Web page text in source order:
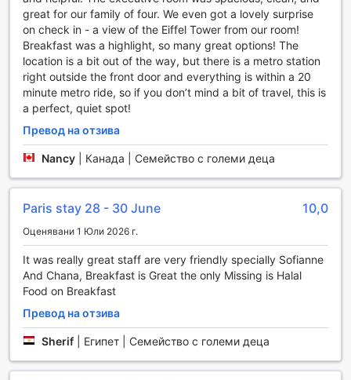
която е идеалното място за любителите на книгите. Тук
можете да се потопите в света на литературата, да
изберете книга от разнообразната селекция или просто
да се насладите на тишината и спокойствието, които
библиотеката предлага. Споделената зона за отдих с
телевизор е перфектна за тези, които искат да се
насладят на последните новини, спортни събития или
компанията на други гости. Тези удобства правят
Novotel Suites Paris Expo Pte Versailles не само място за
настаняване, но и истински център за развлечение и
социализация.
Спортни удобства в Novotel Suites Paris Expo Pte
Versailles
В Novotel Suites Paris Expo Pte Versailles, спортът и
активният начин на живот са на първо място. Хотелът
предлага безплатен фитнес център, който е на
разположение на всички гости, за да поддържат своята
форма дори и по време на пътуване. С модерно
оборудване и разнообразие от уреди, фитнес центърът
вашето ниво на физическа подготовка.
great for our family of four. We even got a lovely surprise
on check in - a view of the Eiffel Tower from our room!
Breakfast was a highlight, so many great options! The
location is a bit out of the way, but there is a metro station
right outside the front door and everything is within a 20
minute metro ride, so if you don’t mind a bit of travel, this is
a perfect, quiet spot!
Превод на отзива
Nancy Канада | Семейство с големи деца
Paris stay 28 - 30 June 10,0
Оценявани 1 Юли 2026 г.
It was really great staff are very friendly specially Sofianne
And Chana, Breakfast is Great the only Missing is Halal
Food on Breakfast
Превод на отзива
Sherif Египет | Семейство с големи деца